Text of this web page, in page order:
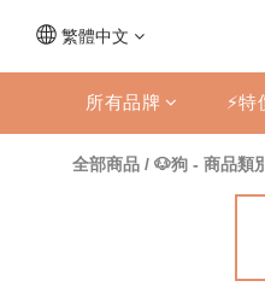
繁體中文
所有品牌 ⚡
全部商品 / 🐶狗 - 商品類